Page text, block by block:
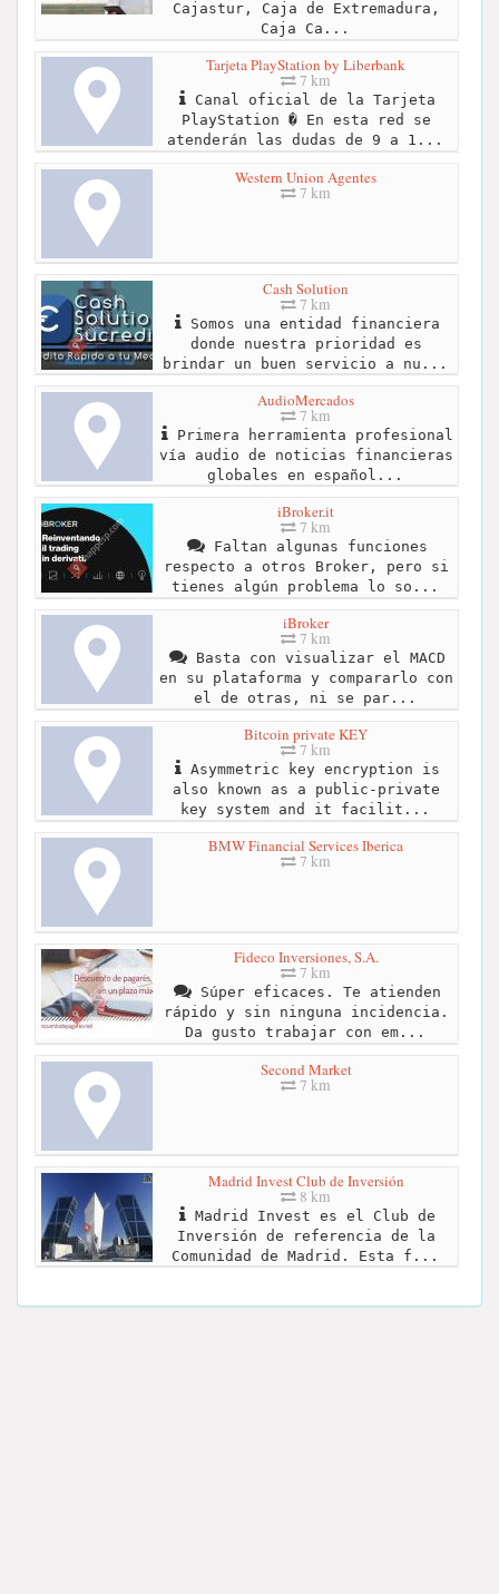
Cajastur, Caja de Extremadura,
Caja Ca...
Tarjeta PlayStation by Liberbank
7 km
Canal oficial de la Tarjeta
PlayStation � En esta red se
atenderán las dudas de 9 a 1...
Western Union Agentes
7 km
Cash Solution
7 km
Somos una entidad financiera
donde nuestra prioridad es
brindar un buen servicio a nu...
AudioMercados
7 km
Primera herramienta profesional
vía audio de noticias financieras
globales en español...
iBroker.it
7 km
Faltan algunas funciones
respecto a otros Broker, pero si
tienes algún problema lo so...
iBroker
7 km
Basta con visualizar el MACD
en su plataforma y compararlo con
el de otras, ni se par...
Bitcoin private KEY
7 km
Asymmetric key encryption is
also known as a public-private
key system and it facilit...
BMW Financial Services Iberica
7 km
Fideco Inversiones, S.A.
7 km
Súper eficaces. Te atienden
rápido y sin ninguna incidencia.
Da gusto trabajar con em...
Second Market
7 km
Madrid Invest Club de Inversión
8 km
Madrid Invest es el Club de
Inversión de referencia de la
Comunidad de Madrid. Esta f...